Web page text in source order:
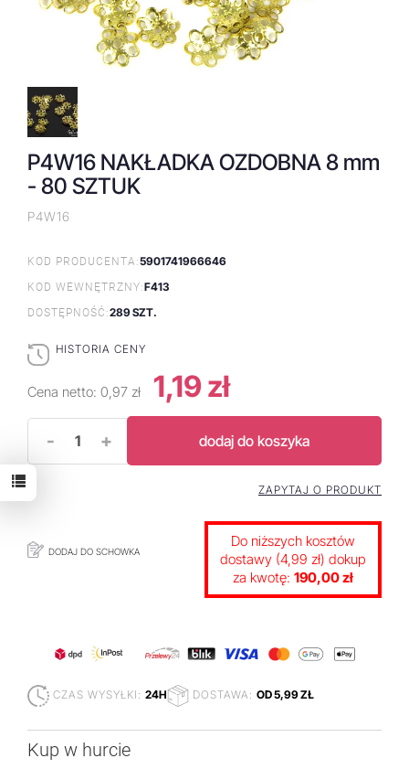
P4W16 NAKŁADKA OZDOBNA 8 mm
- 80 SZTUK
P4W16
KOD PRODUCENTA:5901741966646
KOD WEWNĘTRZNY:F413
DOSTĘPNOŚĆ:289 SZT.
HISTORIA CENY
Cena netto: 0,97 zł 1,19 zł
- + dodaj do koszyka
DODAJ DO SCHOWKA
ZAPYTAJ O PRODUKT
Do niższych kosztów
dostawy (4,99 zł) dokup
za kwotę: 190,00 zł
CZAS WYSYŁKI: 24H DOSTAWA: OD 5,99 ZŁ
Kup w hurcie